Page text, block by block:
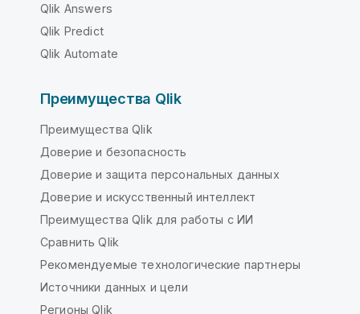
Qlik Answers
Qlik Predict
Qlik Automate
Преимущества Qlik
Преимущества Qlik
Доверие и безопасность
Доверие и защита персональных данных
Доверие и искусственный интеллект
Преимущества Qlik для работы с ИИ
Сравнить Qlik
Рекомендуемые технологические партнеры
Источники данных и цели
Регионы Qlik